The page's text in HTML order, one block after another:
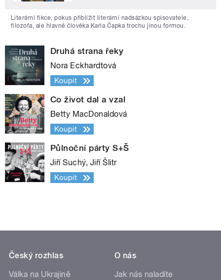
Literární fikce, pokus přiblížit literární nadsázkou spisovatele,
filozofa, ale hlavně člověka Karla Čapka trochu jinou formou.
Druhá strana řeky
Nora Eckhardtová
Koupit
Co život dal a vzal
Betty MacDonaldová
Koupit
Půlnoční párty S+Š
Jiří Suchý, Jiří Šlitr
Koupit
Český rozhlas
Válka na Ukrajině
O nás
Jak nás naladíte